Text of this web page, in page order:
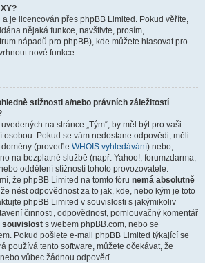
je licencován přes phpBB Limited. Pokud věříte,
nějaká funkce, navštivte, prosím,
nápadů pro phpBB), kde můžete hlasovat pro
nové funkce.
stížnosti a/nebo právních záležitostí
na stránce „Tým“, by měl být pro vaši
osobou. Pokud se vám nedostane odpovědi, měli
(proveďte WHOIS vyhledávání) nebo,
na bezplatné službě (např. Yahoo!, forumzdarma,
oddělení stížností tohoto provozovatele.
že phpBB Limited na tomto fóru nemá absolutně
nést odpovědnost za to jak, kde, nebo kým je toto
phpBB Limited v souvislosti s jakýmikoliv
činnosti, odpovědnost, pomlouvačný komentář
souvislost s webem phpBB.com, nebo se
Pokud pošlete e-mail phpBB Limited týkající se
používá tento software, můžete očekávat, že
vůbec žádnou odpověď.